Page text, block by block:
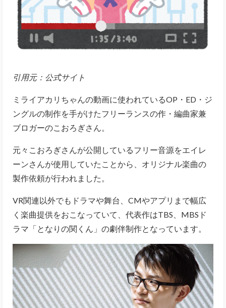
引用元：公式サイト
ミライアカリちゃんの動画に使われているOP・ED・ジ
ングルの制作を手がけたフリーランスの作・編曲家兼
ブロガーのこおろぎさん。
元々こおろぎさんが公開しているフリー音源をエイレ
ーンさんが使用していたことから、オリジナル楽曲の
製作依頼が行われました。
VR関連以外でもドラマや舞台、CMやアプリまで幅広
く楽曲提供をおこなっていて、代表作はTBS、MBSド
ラマ「となりの関くん」の劇伴制作となっています。